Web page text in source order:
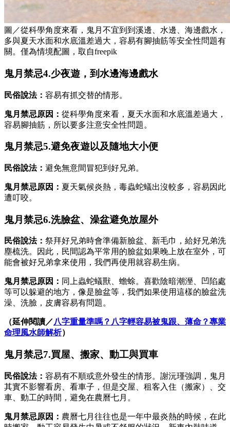
圖／從科學角度來看，鬼月不宜到到溪邊、水邊、海邊戲水，
多與夏天水面和水底溫差過大，容易有腳抽筋等安全性問題有
關。僅為情境配圖，取自freepik
鬼月禁忌4.少夜遊，到水邊海邊戲水
民俗說法： 容易有抓交替的情形。
鬼月禁忌原因： 從科學角度來看，夏天水面和水底溫差過大，
容易腳抽筋，所以要多注意安全性問題。
鬼月禁忌5.避免夜遊以及隨地大小便
民俗說法： 避免無意間冒犯到好兄弟。
鬼月禁忌原因： 夏天氣候炎熱，毒蟲蛇蟻出沒較多，容易因此
遭叮咬。
鬼月禁忌6.洗臉盆、澡盆避免放屋外
民俗說法： 祭拜好兄弟時會準備新臉盆、新毛巾，給好兄弟洗
塵梳洗。因此，民間認為平常用的臉盆如果晚上放在室外，可
能會被好兄弟拿來使用，我們再使用就容易生病。
鬼月禁忌原因： 同上蟲蛇蟻獸、蟾蜍。喜歡陰暗潮溼、凹陷處
等可以躲避的地方，像是臉盆等，我們如果使用這樣的臉盆洗
澡、洗臉，皮膚容易有問題。
（延伸閱讀／八字重量準嗎？八字輕容易被鬼跟、薄命？專業
命理風水師解析）
鬼月禁忌7.買屋、搬家、動工與買車
民俗說法： 容易有不順或意外發生的情形。謝沅瑾強調，鬼月
其實不影響看房、看車子，但是交屋、租客入住（搬家）、交
車、動工的時間，避免在農曆七月。
鬼月禁忌原因： 農曆七月往往也是一年中最炎熱的時候，在此